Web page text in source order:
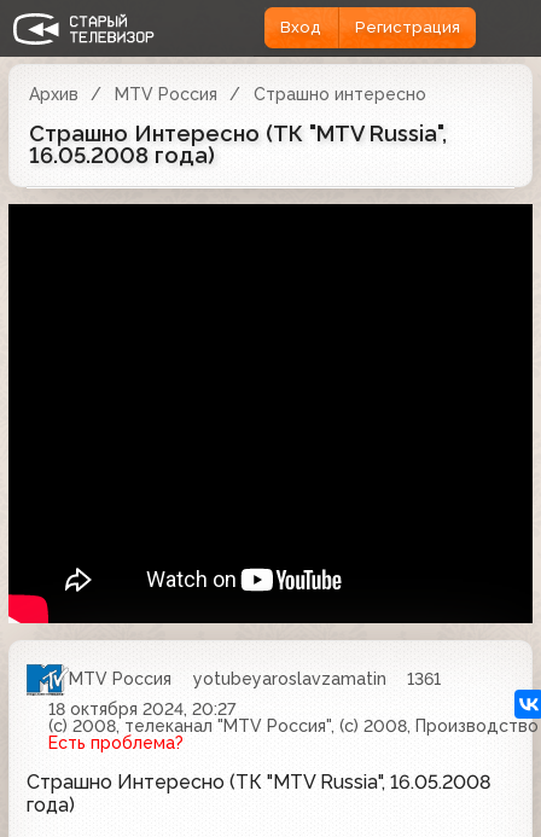
Вход Регистрация
Архив MTV Россия Страшно интересно
Страшно Интересно (ТК "MTV Russia",
16.05.2008 года)
MTV Россия yotubeyaroslavzamatin
1361
18 октября 2024, 20:27
(с) 2008, телеканал "MTV Россия", (с) 2008,
Есть проблема?
Страшно Интересно (ТК "MTV Russia", 16.05.2008
года)